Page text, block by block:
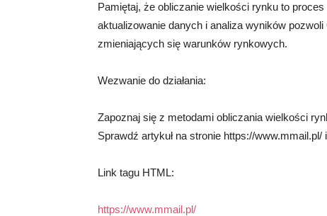
Pamiętaj, że obliczanie wielkości rynku to
aktualizowanie danych i analiza wyników
zmieniających się warunków rynkowych.
Wezwanie do działania:
Zapoznaj się z metodami obliczania wielkości
Sprawdź artykuł na stronie https://
Link tagu HTML:
https://www.mmail.pl/